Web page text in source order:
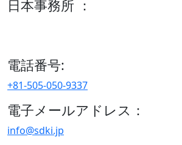
日本事務所 ：
電話番号:
+81-505-050-9337
電子メールアドレス：
info@sdki.jp